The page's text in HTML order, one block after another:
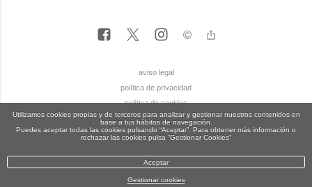
aviso legal
política de privacidad
política de cookies
Utilizamos cookies propias y de terceros para analizar y gestionar nuestros contenidos en
base a tus hábitos de navegación.
Puedes aceptar todas las cookies pulsando “Aceptar”. Para obtener más información o
rechazar las cookies pulsa “Gestionar Cookies“
Aceptar
Gestionar cookies